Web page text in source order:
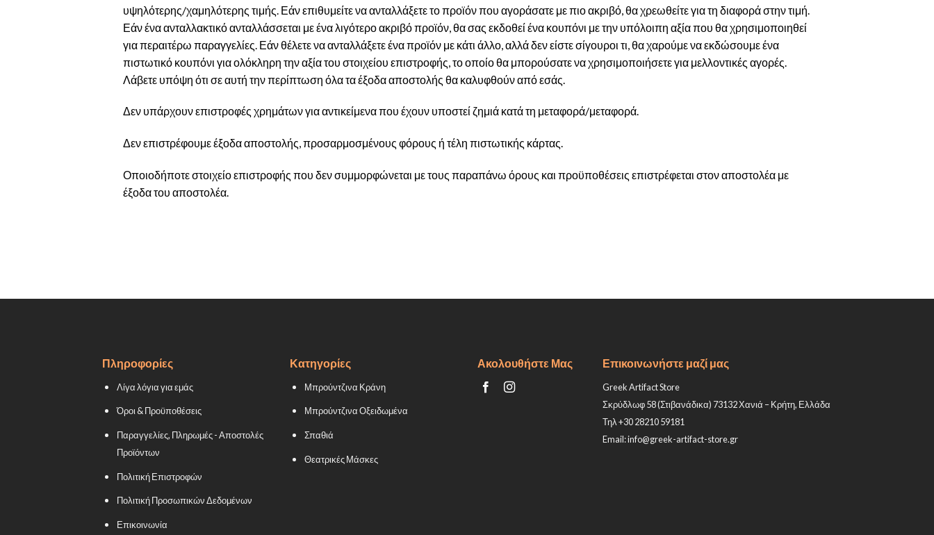
υψηλότερης/χαμηλότερης τιμής. Εάν επιθυμείτε να ανταλλάξετε το προϊόν που αγοράσατε με πιο ακριβό, θα χρεωθείτε για τη διαφορά στην τιμή.
Εάν ένα ανταλλακτικό ανταλλάσσεται με ένα λιγότερο ακριβό προϊόν, θα σας εκδοθεί ένα κουπόνι με την υπόλοιπη αξία που θα χρησιμοποιηθεί
για περαιτέρω παραγγελίες. Εάν θέλετε να ανταλλάξετε ένα προϊόν με κάτι άλλο, αλλά δεν είστε σίγουροι τι, θα χαρούμε να εκδώσουμε ένα
πιστωτικό κουπόνι για ολόκληρη την αξία του στοιχείου επιστροφής, το οποίο θα μπορούσατε να χρησιμοποιήσετε για μελλοντικές αγορές.
Λάβετε υπόψη ότι σε αυτή την περίπτωση όλα τα έξοδα αποστολής θα καλυφθούν από εσάς.
Δεν υπάρχουν επιστροφές χρημάτων για αντικείμενα που έχουν υποστεί ζημιά κατά τη μεταφορά/μεταφορά.
Δεν επιστρέφουμε έξοδα αποστολής, προσαρμοσμένους φόρους ή τέλη πιστωτικής κάρτας.
Οποιοδήποτε στοιχείο επιστροφής που δεν συμμορφώνεται με τους παραπάνω όρους και προϋποθέσεις επιστρέφεται στον αποστολέα με
έξοδα του αποστολέα.
Πληροφορίες
Λίγα λόγια για εμάς
Όροι & Προϋποθέσεις
Παραγγελίες, Πληρωμές - Αποστολές
Προϊόντων
Πολιτική Επιστροφών
Πολιτική Προσωπικών Δεδομένων
Επικοινωνία
Κατηγορίες
Μπρούντζινα Κράνη
Μπρούντζινα Οξειδωμένα
Σπαθιά
Θεατρικές Μάσκες
Ακολουθήστε Μας Επικοινωνήστε μαζί μας
Greek Artifact Store
Σκρύδλωφ 58 (Στιβανάδικα) 73132 Χανιά – Κρήτη, Ελλάδα
Τηλ +30 28210 59181
Email: info@greek-artifact-store.gr